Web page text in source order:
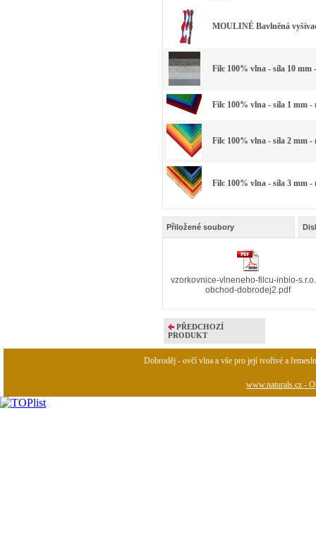
MOULINÉ Bavlněná
Filc 100% vlna - síla 10 mm
Filc 100% vlna - síla 1 mm -
Filc 100% vlna - síla 2 mm -
Filc 100% vlna - síla 3 mm -
Přiložené soubory
vzorkovnice-vlneneho-filcu-inbio-
obchod-dobrodej2.pdf
PŘEDCHOZÍ
PRODUKT
Dobroděj - ovčí vlna a vše pro její tvořivé a
www.naturals.cz -